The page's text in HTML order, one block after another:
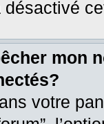
désactivé
mon
votre